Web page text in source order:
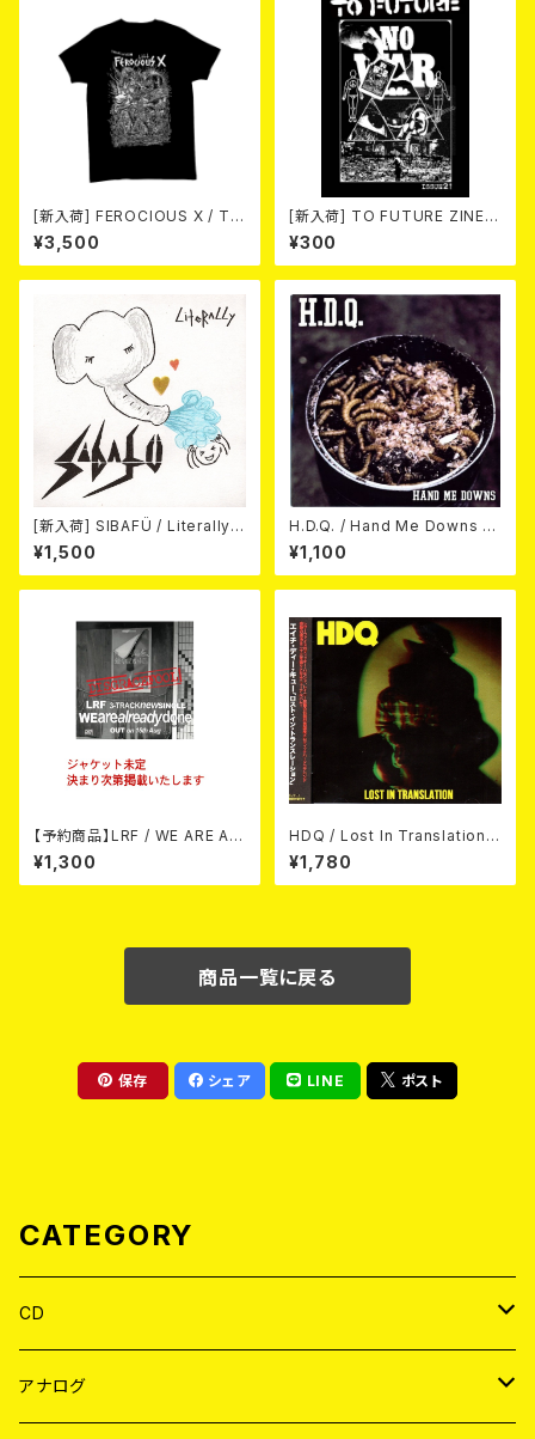
[新入荷] FEROCIOUS X / T S
HIRT
¥3,500
[新入荷] TO FUTURE ZINE 2
026 issue 21 -NO WAR! NO
HATE!- (ZINE)
¥300
[新入荷] SIBAFÜ / Literally
(7"EP)
¥1,500
H.D.Q. / Hand Me Downs (C
OLORVINYL/7”EP)
¥1,100
【予約商品】LRF / WE ARE AL
READY DONE (CD) 【8月15日
発売】
¥1,300
HDQ / Lost In Translation
CD
¥1,780
商品一覧に戻る
保存 シェア LINE ポスト
CATEGORY
CD
JAPAN
アナログ